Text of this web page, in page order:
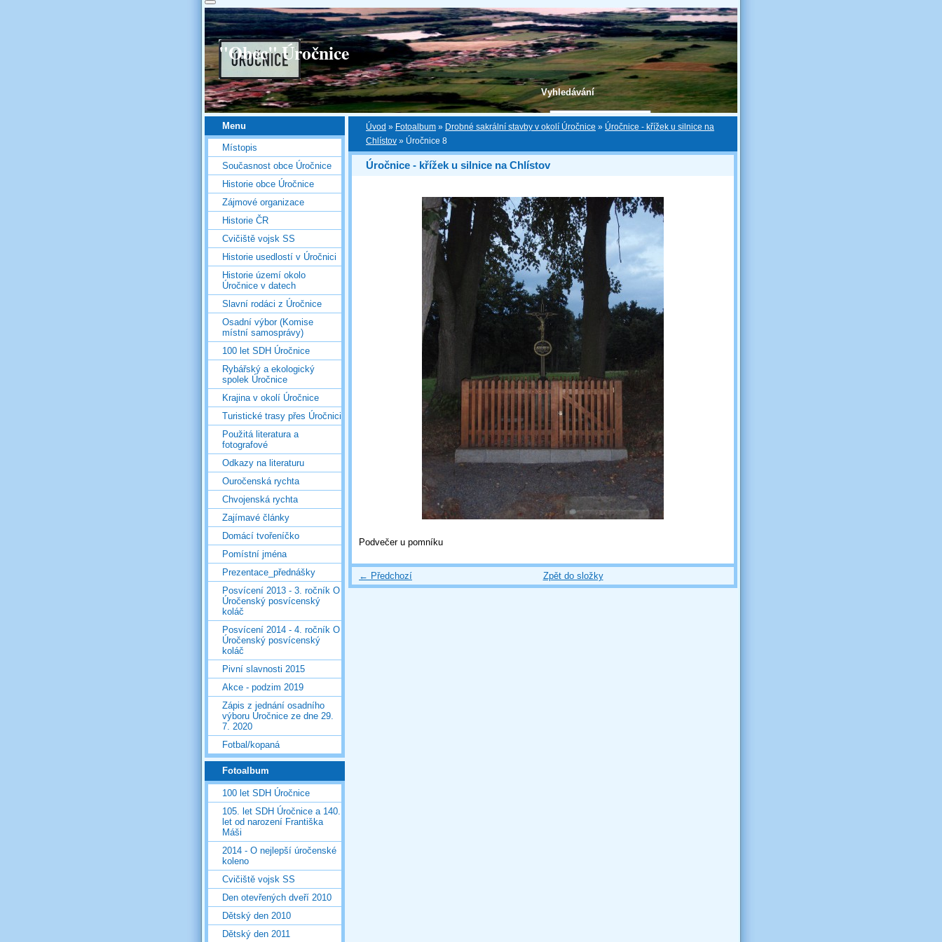
Vyhledávání
"Obec" Úročnice
Úvod » Fotoalbum » Drobné sakrální stavby v okolí Úročnice » Úročnice - křížek u silnice na
Chlístov » Úročnice 8
Úročnice - křížek u silnice na Chlístov
Podvečer u pomníku
← Předchozí Zpět do složky
Menu
Místopis
Současnost obce Úročnice
Historie obce Úročnice
Zájmové organizace
Historie ČR
Cvičiště vojsk SS
Historie usedlostí v Úročnici
Historie území okolo
Úročnice v datech
Slavní rodáci z Úročnice
Osadní výbor (Komise
místní samosprávy)
100 let SDH Úročnice
Rybářský a ekologický
spolek Úročnice
Krajina v okolí Úročnice
Turistické trasy přes Úročnici
Použitá literatura a
fotografové
Odkazy na literaturu
Ouročenská rychta
Chvojenská rychta
Zajímavé články
Domácí tvořeníčko
Pomístní jména
Prezentace_přednášky
Posvícení 2013 - 3. ročník O
Úročenský posvícenský
koláč
Posvícení 2014 - 4. ročník O
Úročenský posvícenský
koláč
Pivní slavnosti 2015
Akce - podzim 2019
Zápis z jednání osadního
výboru Úročnice ze dne 29.
7. 2020
Fotbal/kopaná
Fotoalbum
100 let SDH Úročnice
105. let SDH Úročnice a 140.
let od narození Františka
Máši
2014 - O nejlepší úročenské
koleno
Cvičiště vojsk SS
Den otevřených dveří 2010
Dětský den 2010
Dětský den 2011